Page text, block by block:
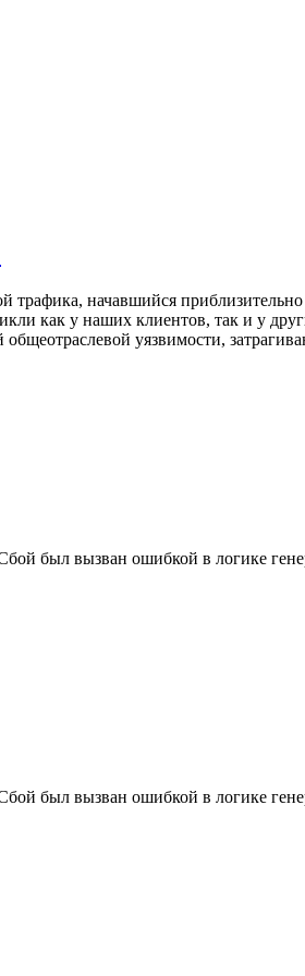
трафика, начавшийся
как у наших клиентов, так и у
уязвимости,
был вызван ошибкой в логике
был вызван ошибкой в логике